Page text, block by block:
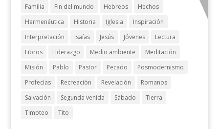
Familia
Fin del mundo Hebreos
Hechos
Hermenéutica
Historia Iglesia
Inspiración
Interpretación
Isaías Jesús Jóvenes
Lectura
Libros
Liderazgo Medio ambiente
Meditación
Misión
Pablo Pastor Pecado
Posmodernismo
Profecías
Recreación Revelación
Romanos
Salvación
Segunda venida Sábado
Tierra
Timoteo
Tito